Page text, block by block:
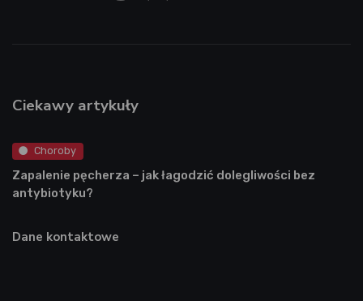
Ciekawy artykuły
Choroby
Zapalenie pęcherza – jak łagodzić dolegliwości bez
antybiotyku?
Dane kontaktowe